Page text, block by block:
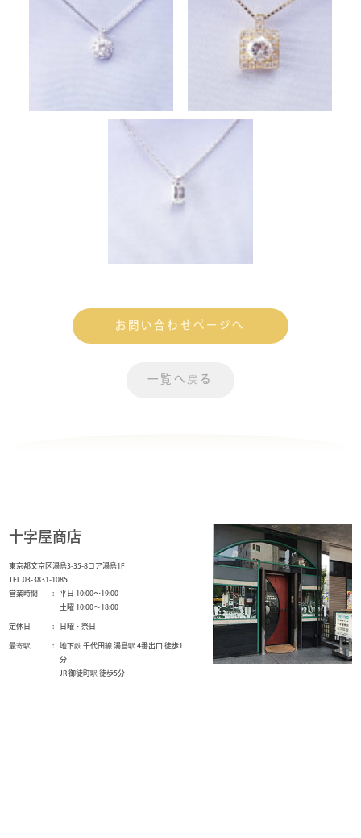
お問い合わせページへ
一覧へ戻る
十字屋商店
東京都文京区湯島3-35-8コア湯島1F
TEL.03-3831-1085
営業時間
平日 10:00～19:00
土曜 10:00～18:00
定休日
日曜・祭日
最寄駅
地下鉄 千代田線 湯島駅 4番出口 徒歩1
分
JR 御徒町駅 徒歩5分